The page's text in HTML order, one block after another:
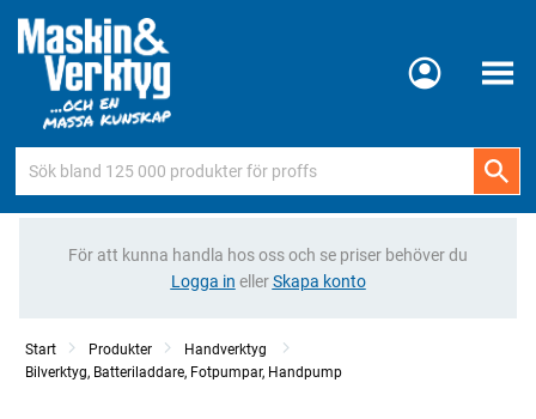
Meny
För att kunna handla hos oss och se priser behöver du
Logga in ellerSkapa konto
Start Produkter
Handverktyg
Bilverktyg, Batteriladdare, Fotpumpar, Handpump